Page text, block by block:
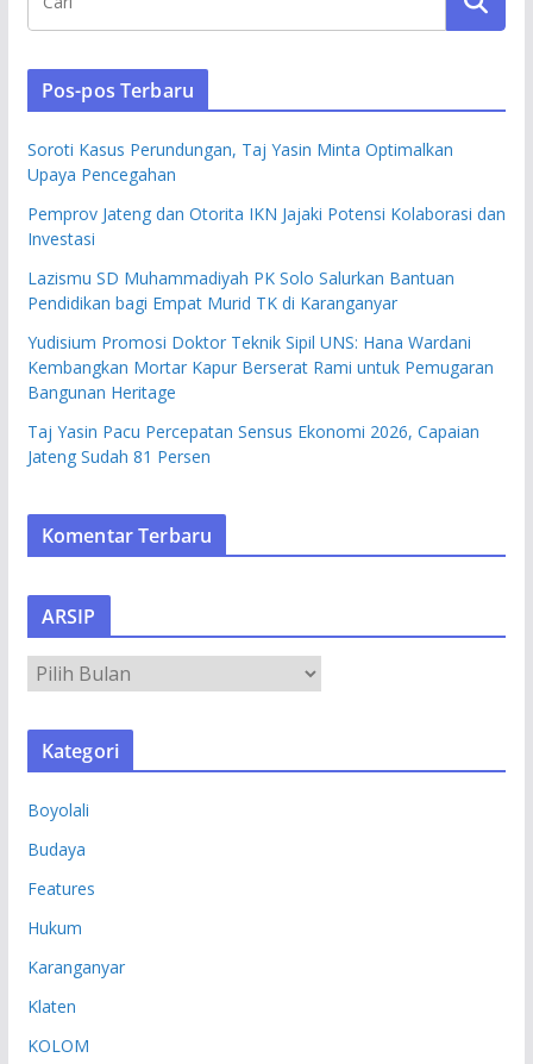
Pos-pos Terbaru
Soroti Kasus Perundungan, Taj Yasin Minta Optimalkan
Upaya Pencegahan
Pemprov Jateng dan Otorita IKN Jajaki Potensi Kolaborasi dan
Investasi
Lazismu SD Muhammadiyah PK Solo Salurkan Bantuan
Pendidikan bagi Empat Murid TK di Karanganyar
Yudisium Promosi Doktor Teknik Sipil UNS: Hana Wardani
Kembangkan Mortar Kapur Berserat Rami untuk Pemugaran
Bangunan Heritage
Taj Yasin Pacu Percepatan Sensus Ekonomi 2026, Capaian
Jateng Sudah 81 Persen
Komentar Terbaru
ARSIP
R
S
Kategori
Boyolali
Budaya
Features
Hukum
Karanganyar
Klaten
KOLOM